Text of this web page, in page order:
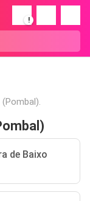
!
de Baixo